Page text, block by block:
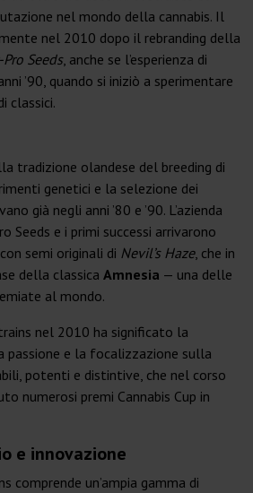
nel mondo della cannabis. Il
nel 2010 dopo il rebranding della
Seeds, anche se l’esperienza di
’90, quando si iniziò a sperimentare
classici.
tradizione olandese del breeding di
genetici e la selezione dei
già negli anni ’80 e ’90. L’azienda
Seeds e i primi successi arrivarono
semi originali di Nevil’s Haze, che in
della classica Amnesia — una delle
al mondo.
nel 2010 ha significato la
passione e la focalizzazione sulla
potenti e distintive, che nel corso
numerosi premi Cannabis Cup in
e innovazione
comprende un’ampia gamma di